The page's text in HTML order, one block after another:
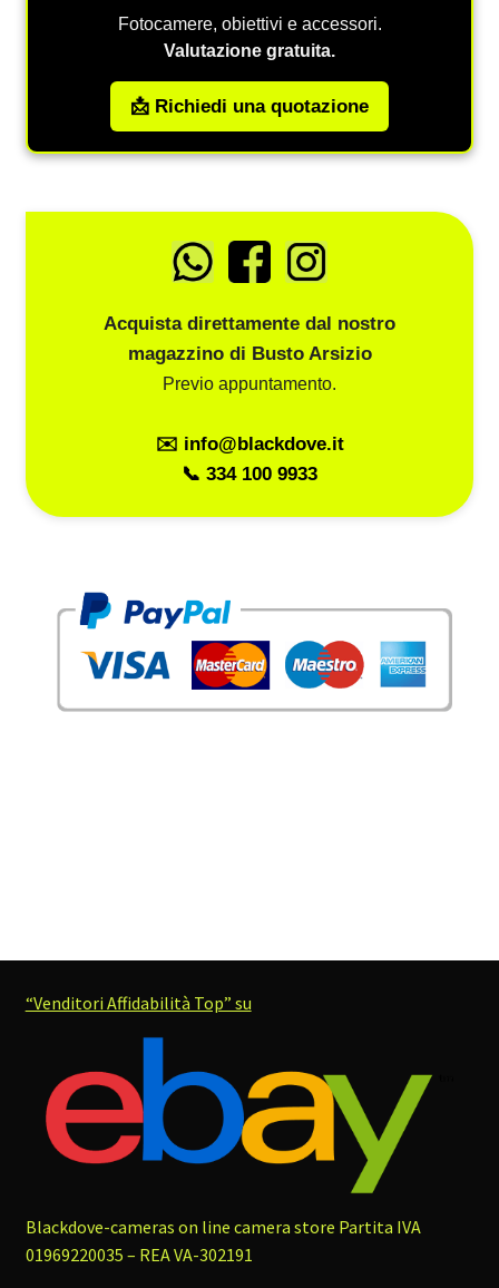
Fotocamere, obiettivi e accessori.
Valutazione gratuita.
📩 Richiedi una quotazione
Acquista direttamente dal nostro
magazzino di Busto Arsizio
Previo appuntamento.
✉️ info@blackdove.it
📞 334 100 9933
“Venditori Affidabilità Top” su
Blackdove-cameras on line camera store Partita IVA
01969220035 – REA VA-302191